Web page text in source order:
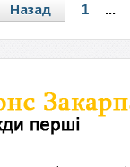
Назад 1 ...